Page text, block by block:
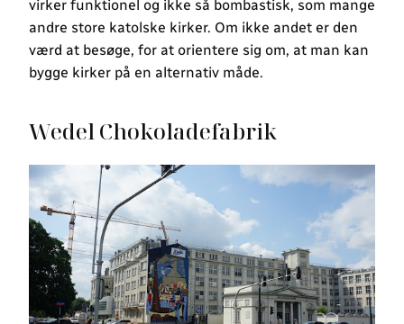
virker funktionel og ikke så bombastisk, som mange
andre store katolske kirker. Om ikke andet er den
værd at besøge, for at orientere sig om, at man kan
bygge kirker på en alternativ måde.
Wedel Chokoladefabrik